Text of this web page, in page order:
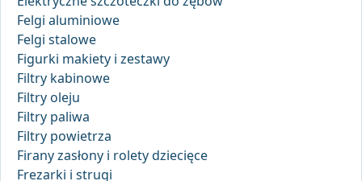
Felgi aluminiowe
Felgi stalowe
Figurki makiety i zestawy
Filtry kabinowe
Filtry oleju
Filtry paliwa
Filtry powietrza
Firany zasłony i rolety dziecięce
Frezarki i strugi